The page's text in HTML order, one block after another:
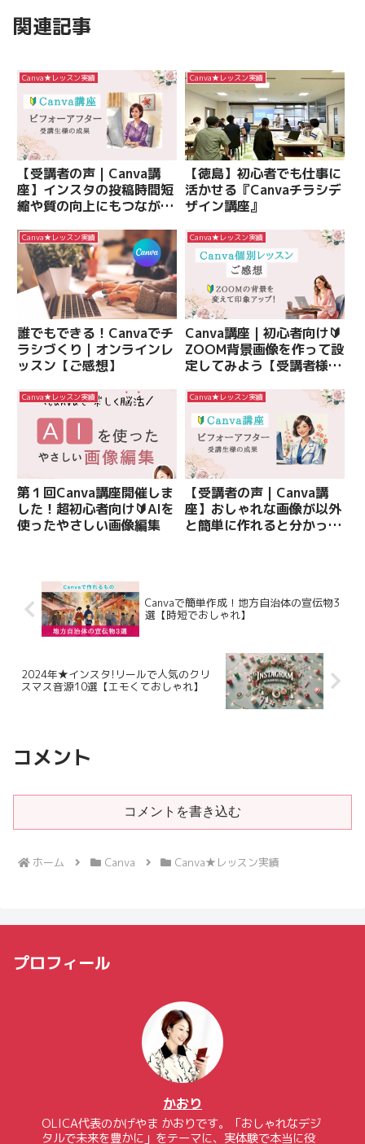
関連記事
Canva★レッスン実績
【受講者の声 | Canva講
座】インスタの投稿時間短
縮や質の向上にもつながっ
Canva★レッスン実績
【徳島】初心者でも仕事に
活かせる『Canvaチラシデ
ザイン講座』
Canva★レッスン実績
誰でもできる！Canvaでチ
ラシづくり｜オンラインレ
ッスン【ご感想】
Canva★レッスン実績
Canva講座 | 初心者向け🔰
ZOOM背景画像を作って設
定してみよう【受講者様の
Canva★レッスン実績
第１回Canva講座開催しま
した！超初心者向け🔰AIを
使ったやさしい画像編集
Canva★レッスン実績
【受講者の声 | Canva講
座】おしゃれな画像が以外
と簡単に作れると分かっ
Canvaで簡単作成！地方自治体の宣伝物3
選【時短でおしゃれ】
2024年★インスタ!リールで人気のクリ
スマス音源10選【エモくておしゃれ】
コメント
コメントを書き込む
ホーム Canva Canva★レッスン実績
プロフィール
かおり
OLICA代表のかげやま かおりです。「おしゃれなデジ
タルで未来を豊かに」をテーマに、実体験で本当に役